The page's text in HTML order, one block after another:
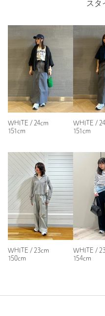
対象商品
WOMEN
カテゴリー シューズ |
22.5cm
洗濯表示 -
原産国 -
普段の着用サイズ：
参考になった
※レビューは、個人の主観による感
能を保証するものではありません。
も
スタ
WHITE / 24cm
151cm
WHITE /
151cm
WHITE / 23cm
150cm
WHITE /
154cm